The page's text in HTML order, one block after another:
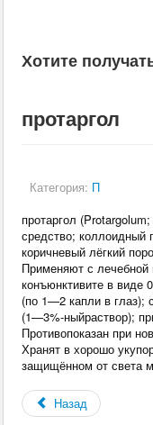
Хотите
протаргол
Категория: П
протаргол
средство; коллоидный
коричневый лёгкий
Применяют с
конъюнктивите в виде
(по 1—2 капли в глаз);
(1—3%‑ныйраствор);
Противопоказан при
Хранят в хорошо
защищённом от света
Назад